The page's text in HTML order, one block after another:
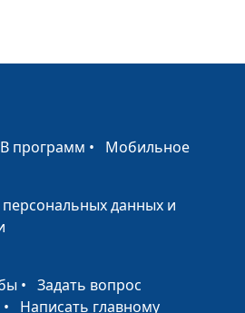
Светлана Батурская
Светлана Батурская
программ • Мобильное
данных и
• Задать вопрос
• Написать главному